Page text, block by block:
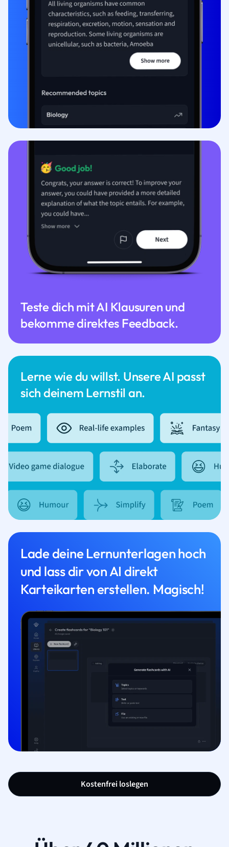
Lerne wie du willst. Unsere AI passt
sich deinem Lernstil an.
Teste dich mit AI Klausuren und
bekomme direktes Feedback.
Lade deine Lernunterlagen hoch
und lass dir von AI direkt
Karteikarten erstellen. Magisch!
Kostenfrei loslegen